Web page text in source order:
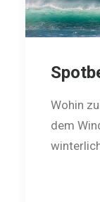
Wohin
dem